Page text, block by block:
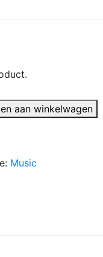
aan winkelwagen
Music